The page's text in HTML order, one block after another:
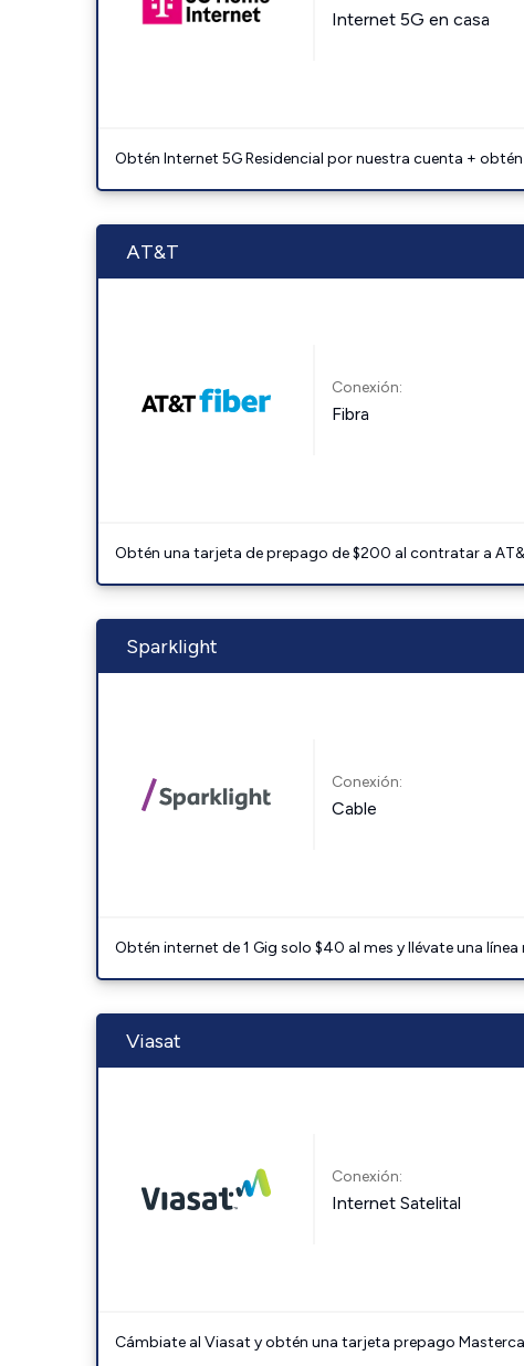
Internet 5G en casa
Obtén Internet 5G Residencial por nuestra cuenta +
AT&T
Conexión:
Fibra
Obtén una tarjeta de prepago de $200 al contratar a
Sparklight
Conexión:
Cable
Obtén internet de 1 Gig solo $40 al mes y llévate una
Viasat
Conexión:
Internet Satelital
Cámbiate al Viasat y obtén una tarjeta prepago